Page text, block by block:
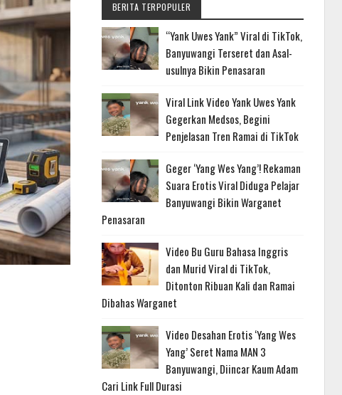
BERITA TERPOPULER
“Yank Uwes Yank” Viral di TikTok,
Banyuwangi Terseret dan Asal-
usulnya Bikin Penasaran
Viral Link Video Yank Uwes Yank
Gegerkan Medsos, Begini
Penjelasan Tren Ramai di TikTok
Geger ‘Yang Wes Yang’! Rekaman
Suara Erotis Viral Diduga Pelajar
Banyuwangi Bikin Warganet
Penasaran
Video Bu Guru Bahasa Inggris
dan Murid Viral di TikTok,
Ditonton Ribuan Kali dan Ramai
Dibahas Warganet
Video Desahan Erotis ‘Yang Wes
Yang’ Seret Nama MAN 3
Banyuwangi, Diincar Kaum Adam
Cari Link Full Durasi